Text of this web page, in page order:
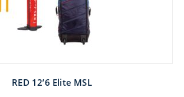
RED 12’6 Elite MSL